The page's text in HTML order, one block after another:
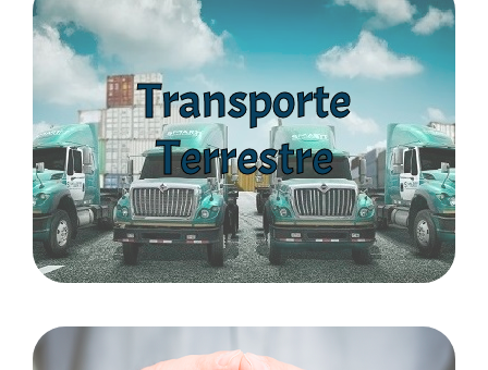
Transporte
Terrestre
Transporte
Terrestre
Contamos una moderna flota para ofrecer los más
altos niveles de seguridad...
Ver Más